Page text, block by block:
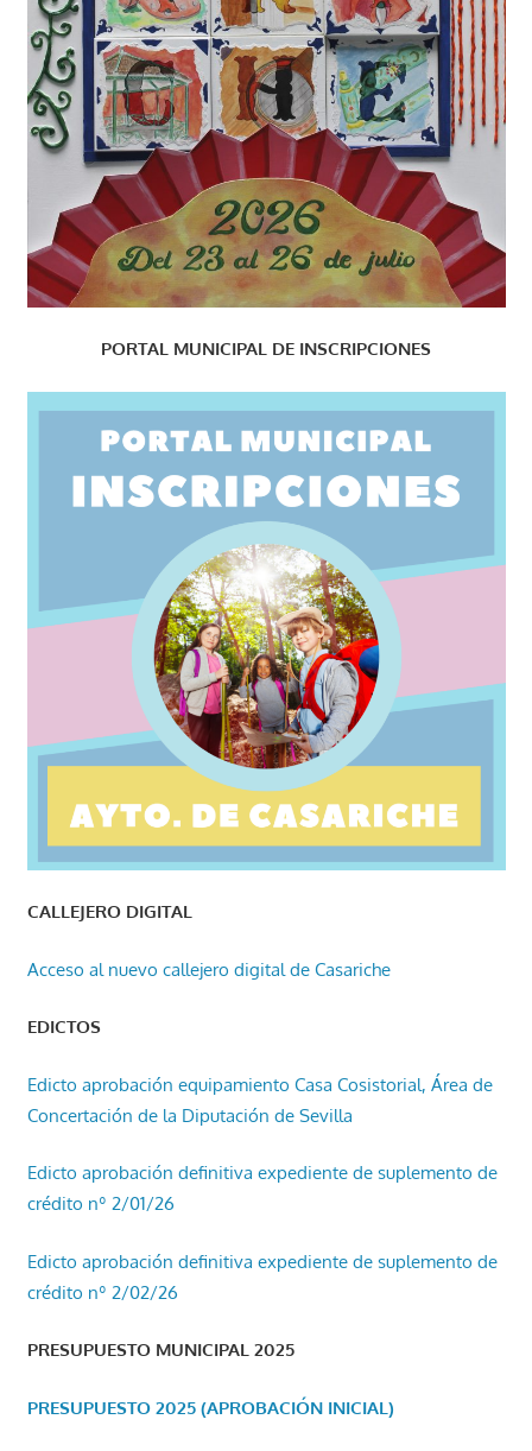
PORTAL MUNICIPAL DE INSCRIPCIONES
CALLEJERO DIGITAL
Acceso al nuevo callejero digital de Casariche
EDICTOS
Edicto aprobación equipamiento Casa Cosistorial, Área de
Concertación de la Diputación de Sevilla
Edicto aprobación definitiva expediente de suplemento de
crédito nº 2/01/26
Edicto aprobación definitiva expediente de suplemento de
crédito nº 2/02/26
PRESUPUESTO MUNICIPAL 2025
PRESUPUESTO 2025 (APROBACIÓN INICIAL)